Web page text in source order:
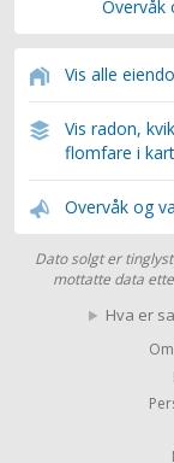
Overvåk
Vis alle
Vis radon,
flomfare i kart
Overvåk og
Dato solgt er
mottatte data
Hva er